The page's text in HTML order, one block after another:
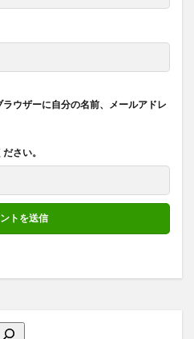
ウザーに自分の名前、メールアドレ
さい。